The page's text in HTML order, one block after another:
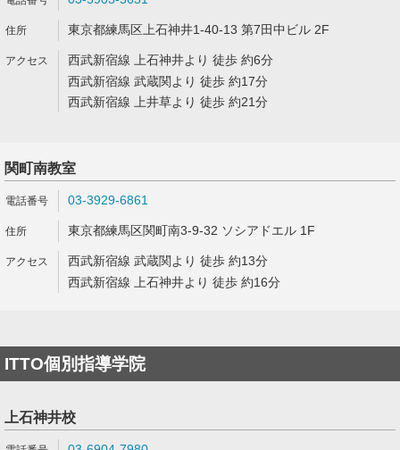
東京都練馬区上石神井1-40-13 第7田中ビル 2F
西武新宿線 上石神井より 徒歩 約6分
西武新宿線 武蔵関より 徒歩 約17分
西武新宿線 上井草より 徒歩 約21分
関町南教室
03-3929-6861
東京都練馬区関町南3-9-32 ソシアドエル 1F
西武新宿線 武蔵関より 徒歩 約13分
西武新宿線 上石神井より 徒歩 約16分
ITTO個別指導学院
上石神井校